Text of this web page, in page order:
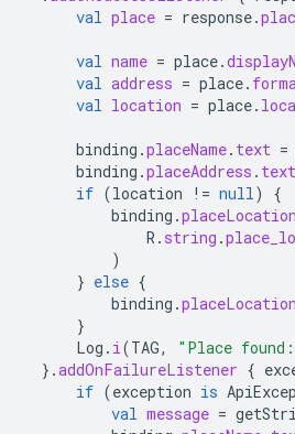
val place = response.
val name = place.
val address = place.
val location = place.
binding .placeName. text =
binding .placeAddress . text
if (location != null)
{
binding .placeLocation
R . string .
)
} else {
binding .placeLocation
}
Log . i(TAG, "Place found:
}.addOnFailureListener {
if (exception is
val message =